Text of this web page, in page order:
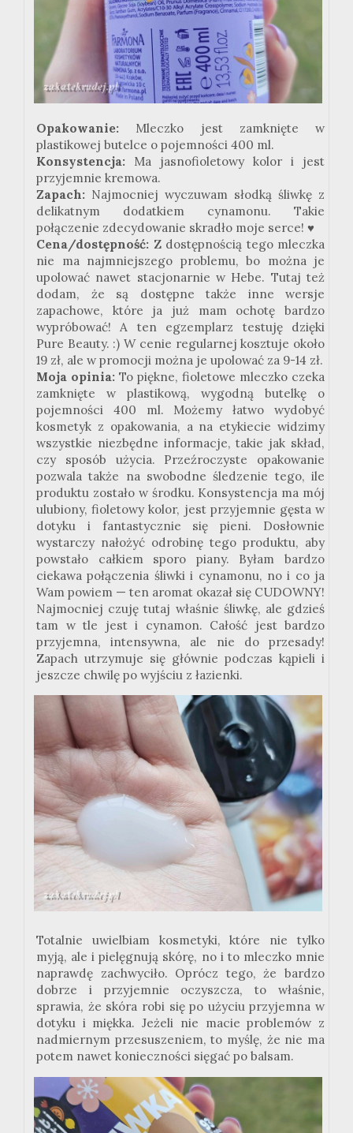
Opakowanie: Mleczko jest zamknięte w
plastikowej butelce o pojemności 400 ml.
Konsystencja: Ma jasnofioletowy kolor i jest
przyjemnie kremowa.
Zapach: Najmocniej wyczuwam słodką śliwkę z
delikatnym dodatkiem cynamonu. Takie
połączenie zdecydowanie skradło moje serce! ♥
Cena/dostępność: Z dostępnością tego mleczka
nie ma najmniejszego problemu, bo można je
upolować nawet stacjonarnie w Hebe. Tutaj też
dodam, że są dostępne także inne wersje
zapachowe, które ja już mam ochotę bardzo
wypróbować! A ten egzemplarz testuję dzięki
Pure Beauty. :) W cenie regularnej kosztuje około
19 zł, ale w promocji można je upolować za 9-14 zł.
Moja opinia: To piękne, fioletowe mleczko czeka
zamknięte w plastikową, wygodną butelkę o
pojemności 400 ml. Możemy łatwo wydobyć
kosmetyk z opakowania, a na etykiecie widzimy
wszystkie niezbędne informacje, takie jak skład,
czy sposób użycia. Przeźroczyste opakowanie
pozwala także na swobodne śledzenie tego, ile
produktu zostało w środku. Konsystencja ma mój
ulubiony, fioletowy kolor, jest przyjemnie gęsta w
dotyku i fantastycznie się pieni. Dosłownie
wystarczy nałożyć odrobinę tego produktu, aby
powstało całkiem sporo piany. Byłam bardzo
ciekawa połączenia śliwki i cynamonu, no i co ja
Wam powiem — ten aromat okazał się CUDOWNY!
Najmocniej czuję tutaj właśnie śliwkę, ale gdzieś
tam w tle jest i cynamon. Całość jest bardzo
przyjemna, intensywna, ale nie do przesady!
Zapach utrzymuje się głównie podczas kąpieli i
jeszcze chwilę po wyjściu z łazienki.
Totalnie uwielbiam kosmetyki, które nie tylko
myją, ale i pielęgnują skórę, no i to mleczko mnie
naprawdę zachwyciło. Oprócz tego, że bardzo
dobrze i przyjemnie oczyszcza, to właśnie,
sprawia, że skóra robi się po użyciu przyjemna w
dotyku i miękka. Jeżeli nie macie problemów z
nadmiernym przesuszeniem, to myślę, że nie ma
potem nawet konieczności sięgać po balsam.